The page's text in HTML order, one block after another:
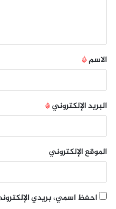
الاسم*
البريد الإلكتروني*
الموقع الإلكتروني
احفظ اسمي، بريدي